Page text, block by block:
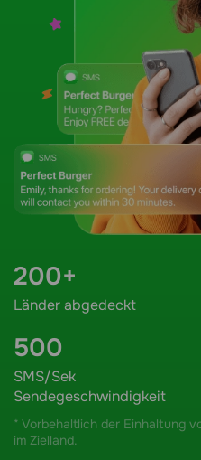
200+
Länder abgedeckt
500
SMS/Sek
Sendegeschwindigkeit
* Vorbehaltlich der Einhaltung
im Zielland.